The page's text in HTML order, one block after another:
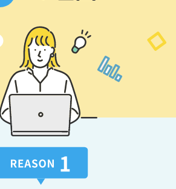
なことのないよう管理チ
化をしてまいりますの
わらぬご愛顧を賜ります
上げます。